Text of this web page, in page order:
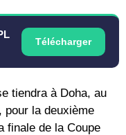
Télécharger
tiendra à Doha, au
pour la deuxième
finale de la Coupe